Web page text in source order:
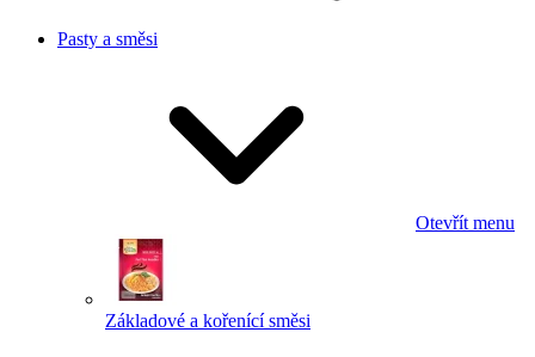
Pasty a směsi
Otevřít menu
Základové a kořenící směsi